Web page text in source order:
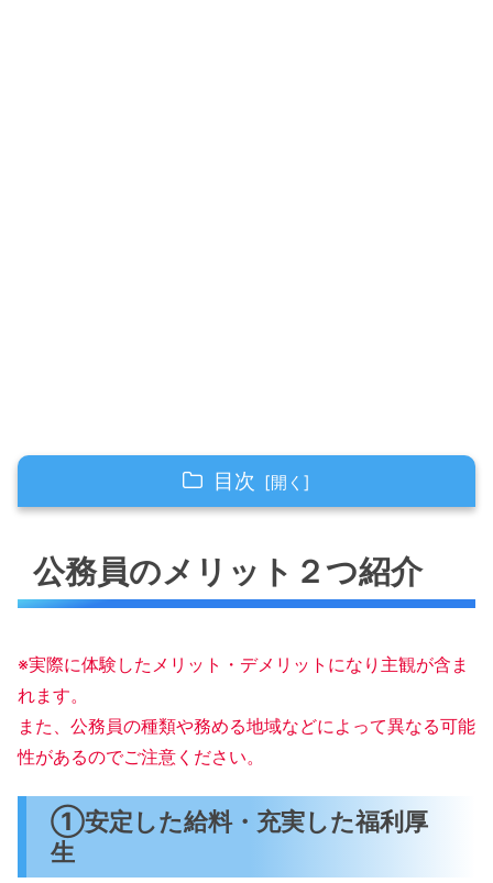
目次
①安定した給料・充実した福利厚生
②社会的信頼を得れる
い！
公務員のデメリット２つ紹介
①年功序列の組織体制
まとめ
公務員のメリット２つ紹介
※実際に体験したメリット・デメリットになり主観が含ま
れます。
また、公務員の種類や務める地域などによって異なる可能
性があるのでご注意ください。
①安定した給料・充実した福利厚
生